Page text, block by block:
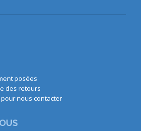
posées
des retours
nous contacter